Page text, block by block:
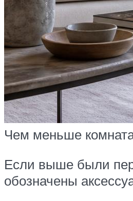
Чем меньше
Если выше были
обозначены